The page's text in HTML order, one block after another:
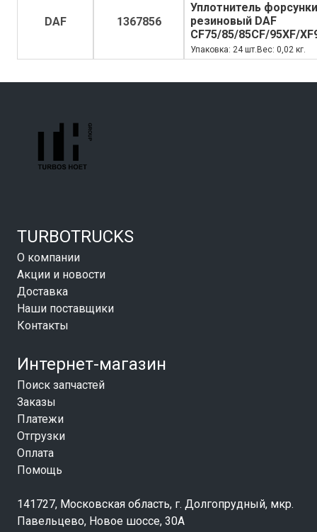
DAF 1367856
Уплотнитель форсунки
резиновый DAF
CF75/85/85CF/95XF/
Упаковка: 24 шт.Вес: 0,02 кг.
TURBOTRUCKS
О компании
Акции и новости
Доставка
Наши поставщики
Контакты
Интернет-магазин
Поиск запчастей
Заказы
Платежи
Отгрузки
Оплата
Помощь
141727, Московская область, г. Долгопрудный, мкр.
Павельцево, Новое шоссе, 30А